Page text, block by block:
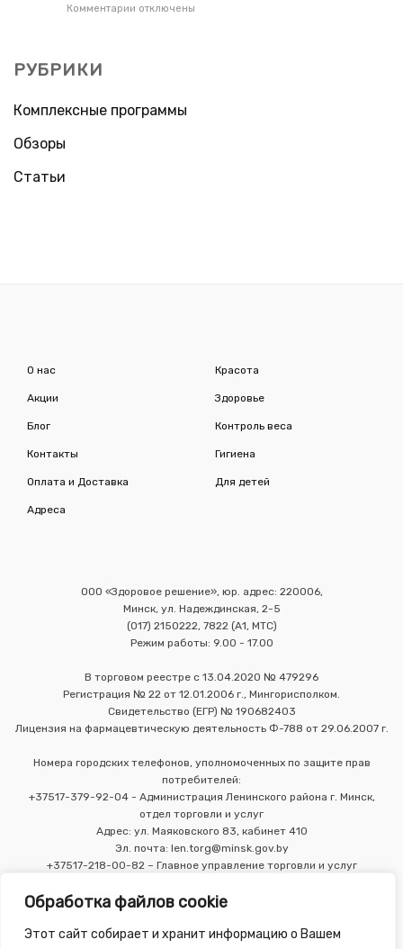
Обработка файлов cookie
Этот сайт собирает и хранит информацию о Вашем
глубин
мужчин
Комментарии к
на
отключены
РУБРИКИ
Комплексные программы
Обзоры
Статьи
О нас
Акции
Блог
Контакты
Оплата и Доставка
Адреса
Красота
Здоровье
Контроль веса
Гигиена
Для детей
ООО «Здоровое решение», юр. адрес: 220006,
Минск, ул. Надеждинская, 2-5
(017) 2150222, 7822 (А1, МТС)
Режим работы: 9.00 - 17.00
В торговом реестре с 13.04.2020 № 479296
Регистрация № 22 от 12.01.2006 г., Мингорисполком.
Свидетельство (ЕГР) № 190682403
Лицензия на фармацевтическую деятельность Ф-788 от 29.06.2007 г.
Номера городских телефонов, уполномоченных по защите прав
потребителей:
+37517-379-92-04 - Администрация Ленинского района г. Минск,
отдел торговли и услуг
Адрес: ул. Маяковского 83, кабинет 410
Эл. почта: len.torg@minsk.gov.by
+37517-218-00-82 – Главное управление торговли и услуг